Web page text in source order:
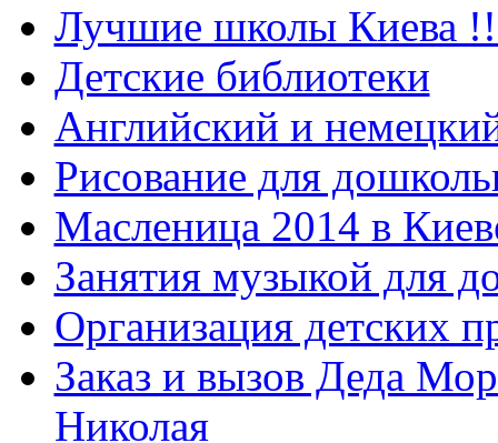
Лучшие школы Киева
Детские библиотеки
Английский и
Рисование для
Масленица 2014 в
Занятия музыкой для
Организация детских
Заказ и вызов Деда
Николая